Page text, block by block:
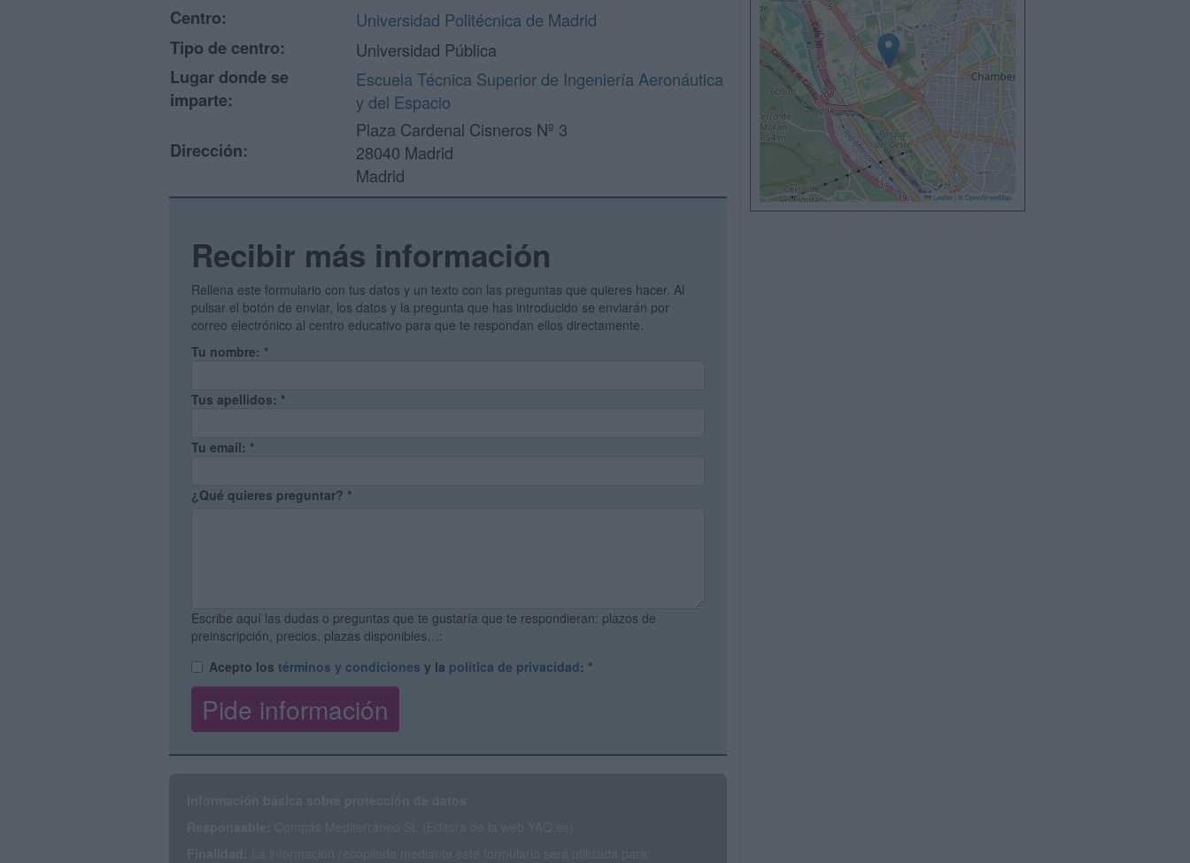
Centro:
Universidad Politécnica de Madrid
Tipo de centro:
Universidad Pública
Lugar donde se
imparte:
Escuela Técnica Superior de Ingeniería Aeronáutica
y del Espacio
Dirección:
Plaza Cardenal Cisneros Nº 3
28040 Madrid
Madrid
Recibir más información
Rellena este formulario con tus datos y un texto con las preguntas que quieres hacer. Al
pulsar el botón de enviar, los datos y la pregunta que has introducido se enviarán por
correo electrónico al centro educativo para que te respondan ellos directamente.
Tu nombre: *
Tus apellidos: *
Tu email: *
¿Qué quieres preguntar? *
Escribe aquí las dudas o preguntas que te gustaría que te respondieran: plazos de
preinscripción, precios, plazas disponibles…:
Acepto los términos y condiciones y la política de privacidad: *
Leaflet © OpenStreetMap